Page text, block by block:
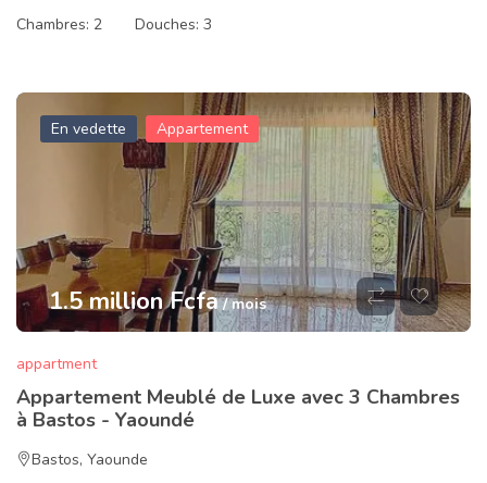
Chambres: 2 Douches: 3
En vedette Appartement
1.5 million Fcfa/ mois
appartment
Appartement Meublé de Luxe avec 3 Chambres
à Bastos - Yaoundé
Bastos, Yaounde